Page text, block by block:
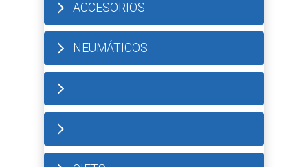
ACCESORIOS
NEUMÁTICOS